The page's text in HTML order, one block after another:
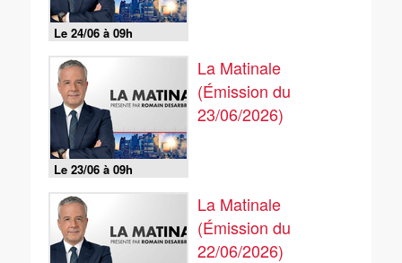
Le 24/06 à 09h
Le 23/06 à 09h
La Matinale
(Émission du
23/06/2026)
La Matinale
(Émission du
22/06/2026)